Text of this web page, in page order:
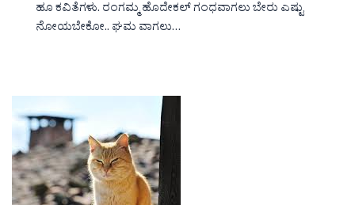
ಹೂ ಕವಿತೆಗಳು. ರಂಗಮ್ಮ ಹೊದೇಕಲ್ ಗಂಧವಾಗಲು ಬೇರು ಎಷ್ಟು
ನೋಯಬೇಕೋ.. ಘಮ ವಾಗಲು…